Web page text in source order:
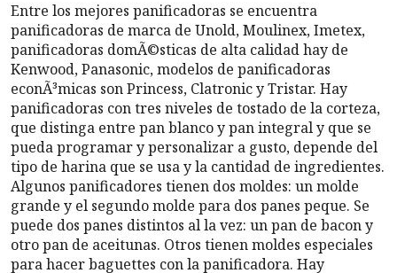
Entre los mejores panificadoras se encuentra
panificadoras de marca de Unold, Moulinex, Imetex,
panificadoras domÃ©sticas de alta calidad hay de
Kenwood, Panasonic, modelos de panificadoras
econÃ³micas son Princess, Clatronic y Tristar. Hay
panificadoras con tres niveles de tostado de la corteza,
que distinga entre pan blanco y pan integral y que se
pueda programar y personalizar a gusto, depende del
tipo de harina que se usa y la cantidad de ingredientes.
Algunos panificadores tienen dos moldes: un molde
grande y el segundo molde para dos panes peque. Se
puede dos panes distintos al la vez: un pan de bacon y
otro pan de aceitunas. Otros tienen moldes especiales
para hacer baguettes con la panificadora. Hay